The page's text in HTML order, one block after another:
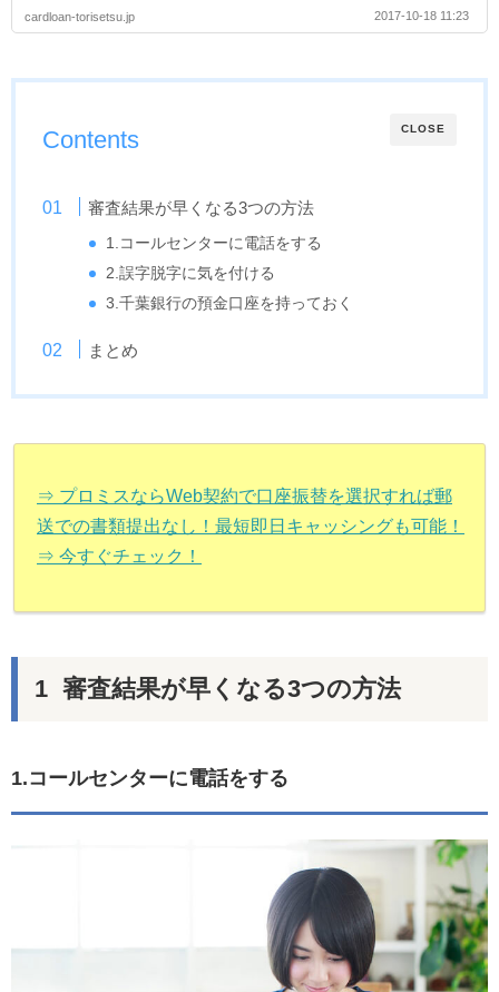
cardloan-torisetsu.jp 2017-10-18 11:23
CLOSE
Contents
審査結果が早くなる3つの方法
1.コールセンターに電話をする
2.誤字脱字に気を付ける
3.千葉銀行の預金口座を持っておく
まとめ
⇒ プロミスならWeb契約で口座振替を選択すれば郵
送での書類提出なし！最短即日キャッシングも可能！
⇒ 今すぐチェック！
審査結果が早くなる3つの方法
1.コールセンターに電話をする